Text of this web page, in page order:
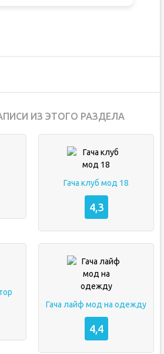
ИЗ ЭТОГО РАЗДЕЛА
Гача клуб мод 18
4,3
Гача лайф мод на одежду
4,4